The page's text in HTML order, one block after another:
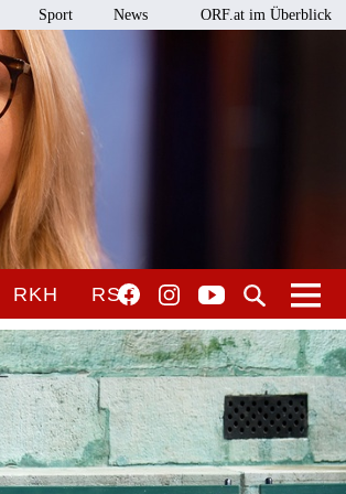
Sport News ORF.at im Überblick
RKH RSO